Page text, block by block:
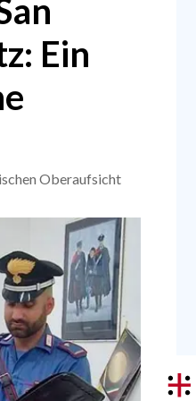
Ein
Oberaufsicht